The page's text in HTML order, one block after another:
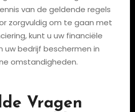
van de geldende regels
zorgvuldig om te gaan met
kunt u uw financiële
uw bedrijf beschermen in
omstandigheden.
Vragen